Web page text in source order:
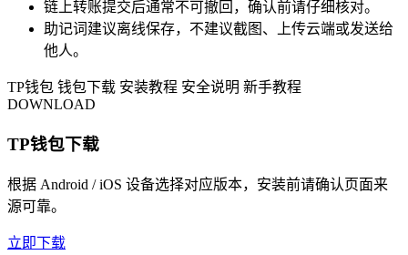
链上转账提交后通常不可撤回，确认前请仔细核对。
助记词建议离线保存，不建议截图、上传云端或发送给
他人。
TP钱包 钱包下载 安装教程 安全说明 新手教程
DOWNLOAD
TP钱包下载
根据 Android / iOS 设备选择对应版本，安装前请确认页面来
源可靠。
立即下载